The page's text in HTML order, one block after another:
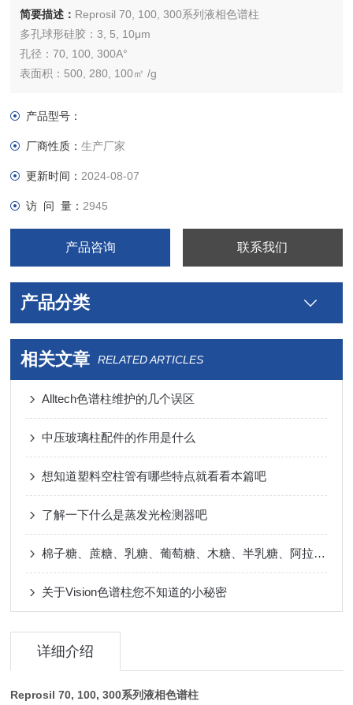
简要描述： Reprosil 70, 100, 300系列液相色谱柱
多孔球形硅胶：3, 5, 10μm
孔径：70, 100, 300A°
表面积：500, 280, 100㎡ /g
PH 范围：2-8
非常适合于制备色谱柱。非常有竞争力的价格。高的样品回收
率。更长的柱寿命。
产品型号：
厂商性质：生产厂家
更新时间： 2024-08-07
访 问 量： 2945
产品咨询 联系我们
产品分类
相关文章 RELATED ARTICLES
Alltech色谱柱维护的几个误区
中压玻璃柱配件的作用是什么
想知道塑料空柱管有哪些特点就看看本篇吧
了解一下什么是蒸发光检测器吧
棉子糖、蔗糖、乳糖、葡萄糖、木糖、半乳糖、阿拉伯糖、甘露糖
关于Vision色谱柱您不知道的小秘密
详细介绍
Reprosil 70, 100, 300系列液相色谱柱